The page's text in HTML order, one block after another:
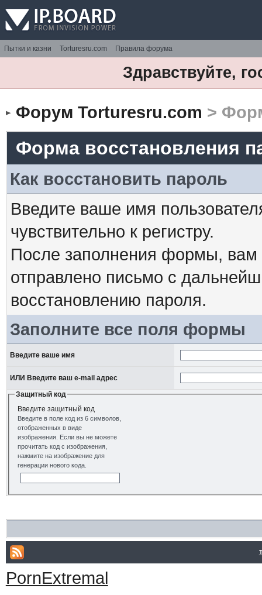
Пытки и казни Torturesru.com Правила форума
Здравствуйте,
Форум Torturesru.com >
Форма восстановления
Как восстановить пароль
Введите ваше имя
чувствительно к регистру.
После заполнения формы, вам
отправлено письмо с
восстановлению пароля.
Заполните все поля формы
Введите ваше имя
ИЛИ Введите ваш e-mail адрес
Защитный код
Введите защитный код
Введите в поле код из 6 символов,
отображенных в виде
изображения. Если вы не можете
прочитать код с изображения,
нажмите на изображение для
генерации нового кода.
PornExtremal